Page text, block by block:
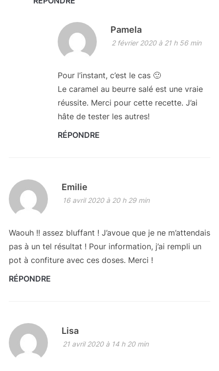
Pamela
2 février 2020 à 21 h 56 min
Pour l’instant, c’est le cas 🙂
Le caramel au beurre salé est une vraie
réussite. Merci pour cette recette. J’ai
hâte de tester les autres!
RÉPONDRE
Emilie
16 avril 2020 à 20 h 29 min
Waouh !! assez bluffant ! J’avoue que je ne m’attendais
pas à un tel résultat ! Pour information, j’ai rempli un
pot à confiture avec ces doses. Merci !
RÉPONDRE
Lisa
21 avril 2020 à 14 h 20 min